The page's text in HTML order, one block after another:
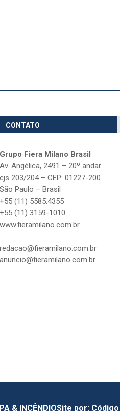
CONTATO
Grupo Fiera Milano Brasil
Av. Angélica, 2491 – 20º andar
cjs 203/204 – CEP: 01227-200
São Paulo – Brasil
+55 (11) 5585.4355
+55 (11) 3159-1010
www.fieramilano.com.br
redacao@fieramilano.com.br
anuncio@fieramilano.com.br
& INCÊNDIOSite por: